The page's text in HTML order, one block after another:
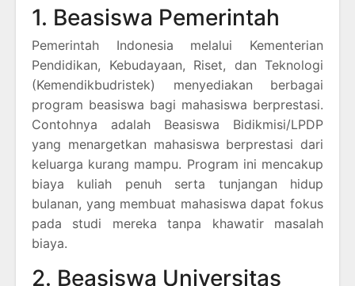
1. Beasiswa Pemerintah
Pemerintah Indonesia melalui Kementerian
Pendidikan, Kebudayaan, Riset, dan Teknologi
(Kemendikbudristek) menyediakan berbagai
program beasiswa bagi mahasiswa berprestasi.
Contohnya adalah Beasiswa Bidikmisi/LPDP
yang menargetkan mahasiswa berprestasi dari
keluarga kurang mampu. Program ini mencakup
biaya kuliah penuh serta tunjangan hidup
bulanan, yang membuat mahasiswa dapat fokus
pada studi mereka tanpa khawatir masalah
biaya.
2. Beasiswa Universitas